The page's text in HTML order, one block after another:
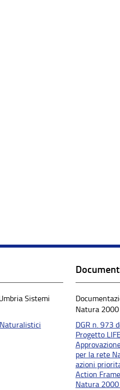
Sistemi
Natura 2000
DGR n. 973
Progetto
per la rete
azioni
Action
Natura 2000